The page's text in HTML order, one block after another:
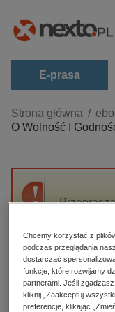
E-prasa
Kategorie
Zobacz wszystkie E-
darmowe
edukacja
hobby, sport,
komputery,
Strona główna
O Wolność I
High-contrast mode
Polecane
Chcemy korzystać z
podczas przeglądania
dostarczać
funkcje, które rozwijamy
partnerami. Jeśli
kliknij „Zaakceptuj
preferencje, klikając